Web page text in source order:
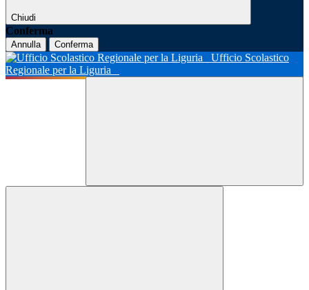
Chiudi
Conferma
Annulla Conferma
Ufficio Scolastico
Regionale per la Liguria